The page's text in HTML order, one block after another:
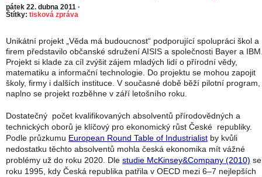
pátek 22. dubna 2011 ·
Štítky: tisková zpráva
Unikátní projekt „Věda má budoucnost“ podporující spolupráci škol a
firem představilo občanské sdružení AISIS a společnosti Bayer a
Projekt si klade za cíl zvýšit zájem mladých lidí o přírodní vědy,
matematiku a informační technologie. Do projektu se mohou zapojit
školy, firmy i dalších instituce. V současné době běží pilotní program,
naplno se projekt rozběhne v září letošního roku.
Dostatečný počet kvalifikovaných absolventů přírodovědných a
technických oborů je klíčový pro ekonomický růst České republiky.
Podle průzkumu European Round Table of Industrialist by kvůli
nedostatku těchto absolventů mohla česká ekonomika mít vážné
problémy už do roku 2020. Dle studie McKinsey&Company (2010)
roku 1995, kdy Česká republika patřila v OECD mezi 6–7 nejlepších